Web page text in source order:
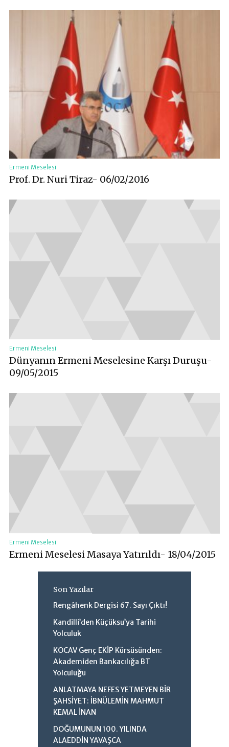
Ermeni Meselesi
Prof. Dr. Nuri Tiraz- 06/02/2016
Ermeni Meselesi
Dünyanın Ermeni Meselesine Karşı Duruşu-
09/05/2015
Ermeni Meselesi
Ermeni Meselesi Masaya Yatırıldı- 18/04/2015
Son Yazılar
Rengâhenk Dergisi 67. Sayı Çıktı!
Kandilli’den Küçüksu’ya Tarihi
Yolculuk
KOCAV Genç EKİP Kürsüsünden:
Akademiden Bankacılığa BT
Yolculuğu
ANLATMAYA NEFES YETMEYEN BİR
ŞAHSİYET: İBNÜLEMİN MAHMUT
KEMAL İNAN
DOĞUMUNUN 100. YILINDA
ALAEDDİN YAVAŞCA